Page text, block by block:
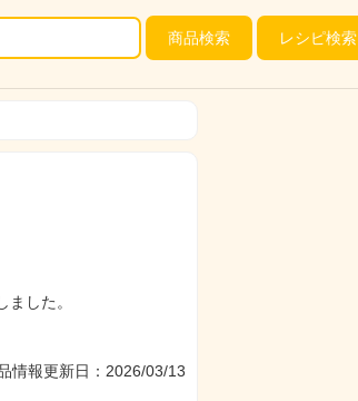
商品検索 レシピ検索
した。
情報更新日：2026/03/13